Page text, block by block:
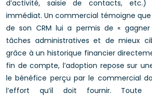
d’activité, saisie de contacts,
immédiat. Un commercial témoigne que
de son CRM lui a permis de «
tâches administratives et de mieux
grâce à un historique financier
fin de compte, l’adoption repose sur
le bénéfice perçu par le commercial
l’effort qu’il doit fournir.